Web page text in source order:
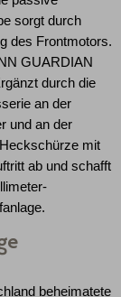
sorgt durch
des Frontmotors.
GUARDIAN
durch die
an der
und an der
mit
ab und schafft
beheimatete